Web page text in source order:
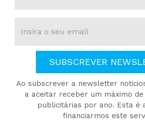
SUBSCREVER
Ao subscrever a newsletter
a aceitar receber um máximo
publicitárias por ano. Esta é
financiarmos este